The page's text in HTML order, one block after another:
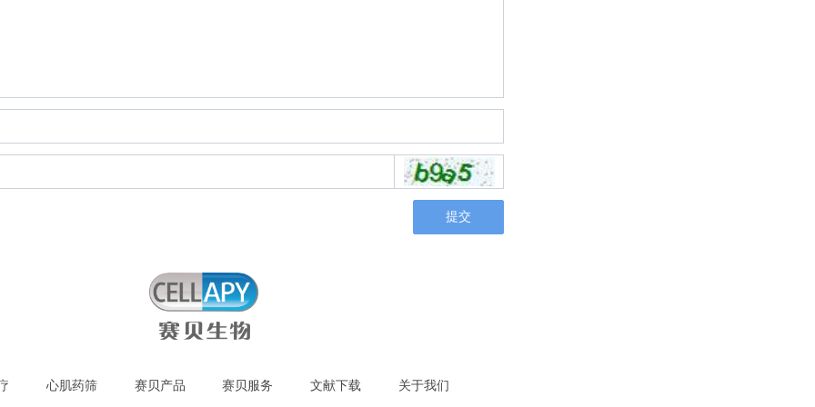
心肌药筛 赛贝产品 赛贝服务 文献下载 关于我们
提交